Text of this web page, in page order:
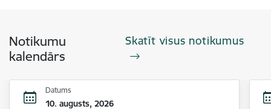
Notikumu
kalendārs
Skatīt visus notikumus
Datums
10. augusts, 2026